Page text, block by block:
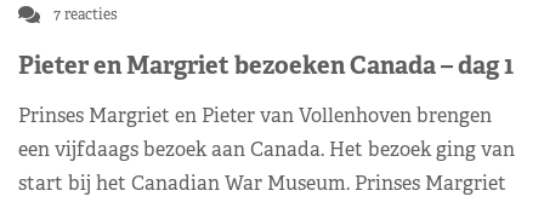
7 reacties
Pieter en Margriet bezoeken Canada – dag 1
Prinses Margriet en Pieter van Vollenhoven brengen
een vijfdaags bezoek aan Canada. Het bezoek ging van
start bij het Canadian War Museum. Prinses Margriet